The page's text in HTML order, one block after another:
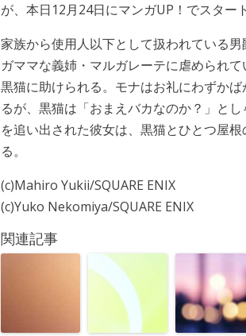
が、本日12月24日にマンガUP！でスター
家族から使用人以下として扱われている
ガママな義姉・マルガレーテに虐められ
黒猫に助けられる。モナはお礼にわずか
るが、黒猫は「おまえバカなのか？」と
を追い出された彼女は、黒猫とひとつ屋
る。
(c)Mahiro Yukii/SQUARE ENIX
(c)Yuko Nekomiya/SQUARE ENIX
関連記事